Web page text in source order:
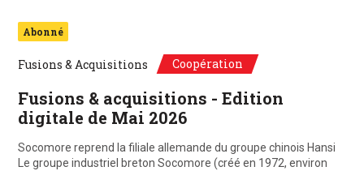
Abonné
Fusions & Acquisitions Coopération
Fusions & acquisitions - Edition
digitale de Mai 2026
Socomore reprend la filiale allemande du groupe chinois Hansi
Le groupe industriel breton Socomore (créé en 1972, environ